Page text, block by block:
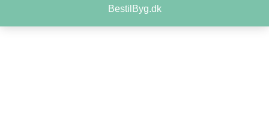
BestilByg.dk